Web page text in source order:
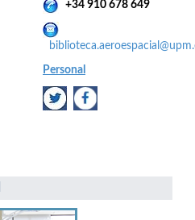
+34 910 678 649
Personal